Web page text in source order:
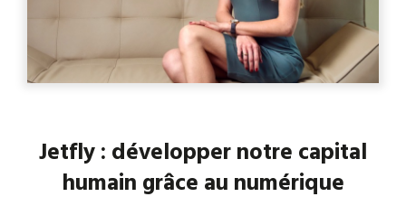
Jetfly : développer notre capital
humain grâce au numérique